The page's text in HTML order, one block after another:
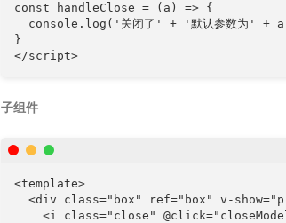
const handleClose = (a) => {
console.log('关闭了' + '默认参数为' +
}
子组件
<template>
<div class="box" ref="box" v-
<i class="close"